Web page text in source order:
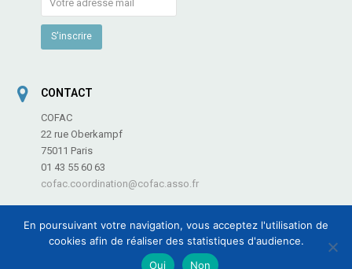
CONTACT
COFAC
22 rue Oberkampf
75011 Paris
01 43 55 60 63
cofac.coordination@cofac.asso.fr
COFAC - Coordination des Fédérations et Associations de Culture et de
Informations légales
En poursuivant votre navigation, vous acceptez l'utilisation de
cookies afin de réaliser des statistiques d'audience.
Oui
Non